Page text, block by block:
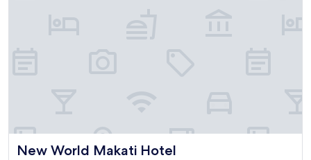
New World Makati Hotel
New World Makati Hotel